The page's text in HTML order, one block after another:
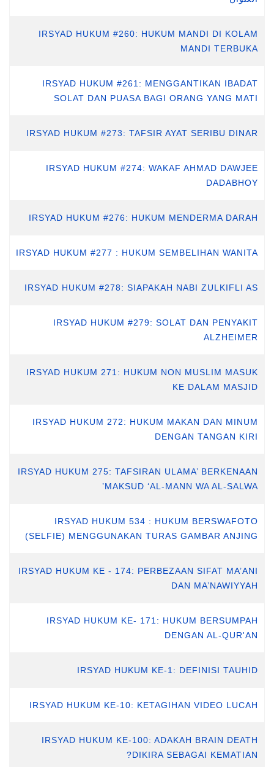
IRSYAD HUKUM #260: HUKUM MANDI DI KOLAM
MANDI TERBUKA
IRSYAD HUKUM #261: MENGGANTIKAN IBADAT
SOLAT DAN PUASA BAGI ORANG YANG MATI
IRSYAD HUKUM #273: TAFSIR AYAT SERIBU DINAR
IRSYAD HUKUM #274: WAKAF AHMAD DAWJEE
DADABHOY
IRSYAD HUKUM #276: HUKUM MENDERMA DARAH
IRSYAD HUKUM #277 : HUKUM SEMBELIHAN WANITA
IRSYAD HUKUM #278: SIAPAKAH NABI ZULKIFLI AS
IRSYAD HUKUM #279: SOLAT DAN PENYAKIT
ALZHEIMER
IRSYAD HUKUM 271: HUKUM NON MUSLIM MASUK
KE DALAM MASJID
IRSYAD HUKUM 272: HUKUM MAKAN DAN MINUM
DENGAN TANGAN KIRI
IRSYAD HUKUM 275: TAFSIRAN ULAMA’ BERKENAAN
MAKSUD ‘AL-MANN WA AL-SALWA’
IRSYAD HUKUM 534 : HUKUM BERSWAFOTO
(SELFIE) MENGGUNAKAN TURAS GAMBAR ANJING
IRSYAD HUKUM KE - 174: PERBEZAAN SIFAT MA’ANI
DAN MA’NAWIYYAH
IRSYAD HUKUM KE- 171: HUKUM BERSUMPAH
DENGAN AL-QUR'AN
IRSYAD HUKUM KE-1: DEFINISI TAUHID
IRSYAD HUKUM KE-10: KETAGIHAN VIDEO LUCAH
IRSYAD HUKUM KE-100: ADAKAH BRAIN DEATH
DIKIRA SEBAGAI KEMATIAN?